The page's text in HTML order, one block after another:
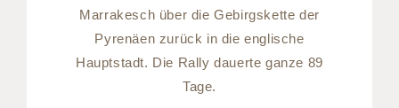
Marrakesch über die Gebirgskette der
Pyrenäen zurück in die englische
Hauptstadt. Die Rally dauerte ganze 89
Tage.